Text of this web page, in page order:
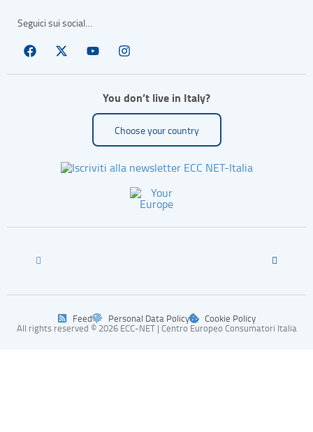
Seguici sui social…
You don’t live in Italy?
Choose your country
All rights reserved © 2026 ECC-NET | Centro Europeo Consumatori Italia
Feed Personal Data Policy Cookie Policy